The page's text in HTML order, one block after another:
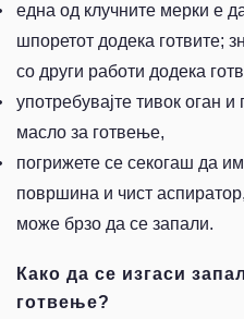
една од клучните мерки е
шпоретот додека готвите;
со други работи додека
употребувајте тивок оган
масло за готвење,
погрижете се секогаш да
површина и чист
може брзо да се запали.
Како да се изгаси
готвење?